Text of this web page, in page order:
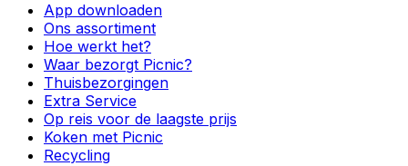
App downloaden
Ons assortiment
Hoe werkt het?
Waar bezorgt Picnic?
Thuisbezorgingen
Extra Service
Op reis voor de laagste prijs
Koken met Picnic
Recycling